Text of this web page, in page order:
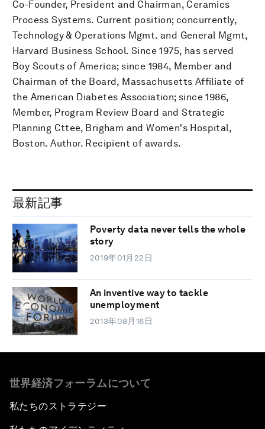
Co-Founder, President and Chairman, Ceramics
Process Systems. Current position; concurrently,
Technology & Operations Mgmt. and General Mgmt,
Harvard Business School. Since 1975, has served
Boy Scouts of America; since 1984, Member and
Chairman of the Board, Massachusetts Affiliate of
the American Diabetes Association; since 1986,
Member, Program Review Board and Strategic
Planning Cttee, Brigham and Women's Hospital,
Boston. Author. Recipient of awards.
最新記事
Poverty data never tells the whole
story
2019年01月22日
An inventive way to tackle
unemployment
2013年08月16日
世界経済フォーラムについて
私たちのストラテジー